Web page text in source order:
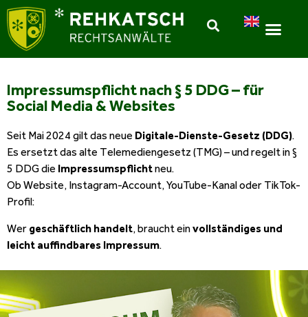
Impressumspflicht nach § 5 DDG – für
Social Media & Websites
Seit Mai 2024 gilt das neue Digitale-Dienste-Gesetz (DDG).
Es ersetzt das alte Telemediengesetz (TMG) – und regelt in §
5 DDG die Impressumspflichtneu.
Ob Website, Instagram-Account, YouTube-Kanal oder TikTok-
Profil:
Wer geschäftlich handelt, braucht einvollständiges und
leicht auffindbares Impressum.